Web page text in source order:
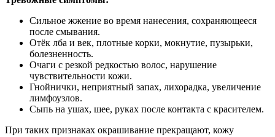
Сильное жжение во время нанесения, сохраняющееся
после смывания.
Отёк лба и век, плотные корки, мокнутие, пузырьки,
болезненность.
Очаги с резкой редкостью волос, нарушение
чувствительности кожи.
Гнойнички, неприятный запах, лихорадка, увеличение
лимфоузлов.
Сыпь на ушах, шее, руках после контакта с красителем.
При таких признаках окрашивание прекращают, кожу